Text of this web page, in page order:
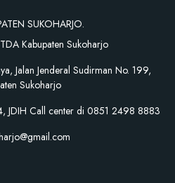
SUKOHARJO.
Kabupaten Sukoharjo
Jalan Jenderal Sudirman No. 199,
Sukoharjo
JDIH Call center di 0851 2498 8883